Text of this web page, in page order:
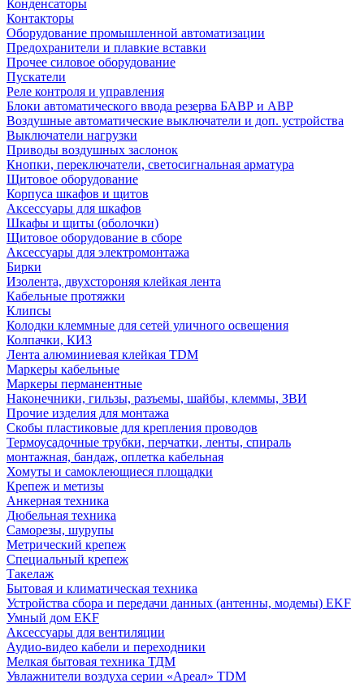
Конденсаторы
Контакторы
Оборудование промышленной автоматизации
Предохранители и плавкие вставки
Прочее силовое оборудование
Пускатели
Реле контроля и управления
Блоки автоматического ввода резерва БАВР и АВР
Воздушные автоматические выключатели и доп. устройства
Выключатели нагрузки
Приводы воздушных заслонок
Кнопки, переключатели, светосигнальная арматура
Щитовое оборудование
Корпуса шкафов и щитов
Аксессуары для шкафов
Шкафы и щиты (оболочки)
Щитовое оборудование в сборе
Аксессуары для электромонтажа
Бирки
Изолента, двухстороняя клейкая лента
Кабельные протяжки
Клипсы
Колодки клеммные для сетей уличного освещения
Колпачки, КИЗ
Лента алюминиевая клейкая TDM
Маркеры кабельные
Маркеры перманентные
Наконечники, гильзы, разъемы, шайбы, клеммы, ЗВИ
Прочие изделия для монтажа
Скобы пластиковые для крепления проводов
Термоусадочные трубки, перчатки, ленты, спираль
монтажная, бандаж, оплетка кабельная
Хомуты и самоклеющиеся площадки
Крепеж и метизы
Анкерная техника
Дюбельная техника
Саморезы, шурупы
Метрический крепеж
Специальный крепеж
Такелаж
Бытовая и климатическая техника
Устройства сбора и передачи данных (антенны, модемы) EKF
Умный дом EKF
Аксессуары для вентиляции
Аудио-видео кабели и переходники
Мелкая бытовая техника ТДМ
Увлажнители воздуха серии «Ареал» TDM